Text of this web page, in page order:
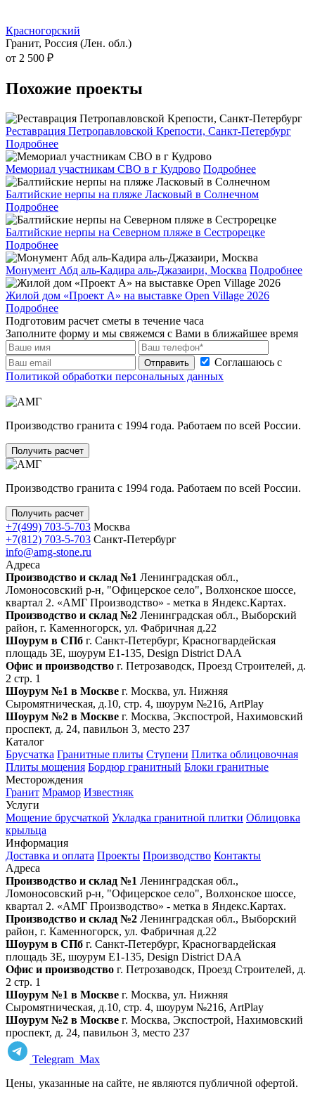
Красногорский
Гранит, Россия (Лен. обл.)
от 2 500 ₽
Похожие проекты
Реставрация Петропавловской Крепости, Санкт-Петербург
Подробнее
Мемориал участникам СВО в г Кудрово Подробнее
Балтийские нерпы на пляже Ласковый в Солнечном
Подробнее
Балтийские нерпы на Северном пляже в Сестрорецке
Подробнее
Монумент Абд аль-Кадира аль-Джазаири, Москва Подробнее
Жилой дом «Проект А» на выставке Open Village 2026
Подробнее
Подготовим расчет сметы в течение часа
Заполните форму и мы свяжемся с Вами в ближайшее время
Отправить
Соглашаюсь с
Политикой обработки персональных данных
Производство гранита с 1994 года. Работаем по всей России.
Получить расчет
Производство гранита с 1994 года. Работаем по всей России.
Получить расчет
+7(499) 703-5-703 Москва
+7(812) 703-5-703 Санкт-Петербург
info@amg-stone.ru
Адреса
Производство и склад №1 Ленинградская обл.,
Ломоносовский р-н, "Офицерское село", Волхонское шоссе,
квартал 2. «АМГ Производство» - метка в Яндекс.Картах.
Производство и склад №2 Ленинградская обл., Выборский
район, г. Каменногорск, ул. Фабричная д.22
Шоурум в СПб г. Санкт‑Петербург, Красногвардейская
площадь 3Е, шоурум Е1-135, Design District DAA
Офис и производство г. Петрозаводск, Проезд Строителей, д.
2 стр. 1
Шоурум №1 в Москве г. Москва, ул. Нижняя
Сыромятническая, д.10, стр. 4, шоурум №216, ArtPlay
Шоурум №2 в Москве г. Москва, Экспострой, Нахимовский
проспект, д. 24, павильон 3, место 237
Каталог
Брусчатка Гранитные плиты Ступени Плитка облицовочная
Плиты мощения Бордюр гранитный Блоки гранитные
Месторождения
Гранит Мрамор Известняк
Услуги
Мощение брусчаткой Укладка гранитной плитки Облицовка
крыльца
Информация
Доставка и оплата Проекты Производство Контакты
Адреса
Производство и склад №1 Ленинградская обл.,
Ломоносовский р-н, "Офицерское село", Волхонское шоссе,
квартал 2. «АМГ Производство» - метка в Яндекс.Картах.
Производство и склад №2 Ленинградская обл., Выборский
район, г. Каменногорск, ул. Фабричная д.22
Шоурум в СПб г. Санкт‑Петербург, Красногвардейская
площадь 3Е, шоурум Е1-135, Design District DAA
Офис и производство г. Петрозаводск, Проезд Строителей, д.
2 стр. 1
Шоурум №1 в Москве г. Москва, ул. Нижняя
Сыромятническая, д.10, стр. 4, шоурум №216, ArtPlay
Шоурум №2 в Москве г. Москва, Экспострой, Нахимовский
проспект, д. 24, павильон 3, место 237
Telegram Max
Цены, указанные на сайте, не являются публичной офертой.